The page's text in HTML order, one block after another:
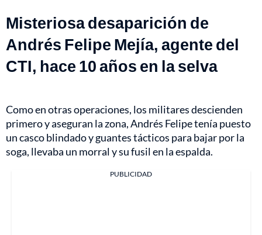
Misteriosa desaparición de
Andrés Felipe Mejía, agente del
CTI, hace 10 años en la selva
Como en otras operaciones, los militares descienden
primero y aseguran la zona, Andrés Felipe tenía puesto
un casco blindado y guantes tácticos para bajar por la
soga, llevaba un morral y su fusil en la espalda.
PUBLICIDAD